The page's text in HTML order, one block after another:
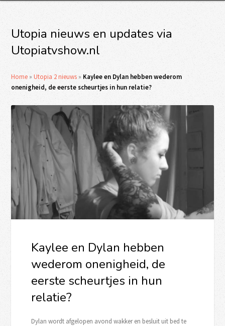
Utopia nieuws en updates via
Utopiatvshow.nl
Home »Utopia 2 nieuws » Kaylee en Dylan hebben wederom
onenigheid, de eerste scheurtjes in hun relatie?
Kaylee en Dylan hebben
wederom onenigheid, de
eerste scheurtjes in hun
relatie?
Dylan wordt afgelopen avond wakker en besluit uit bed te